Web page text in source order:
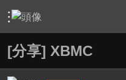
› 軟硬體相關技術 › HTPC
[分享] XBMC